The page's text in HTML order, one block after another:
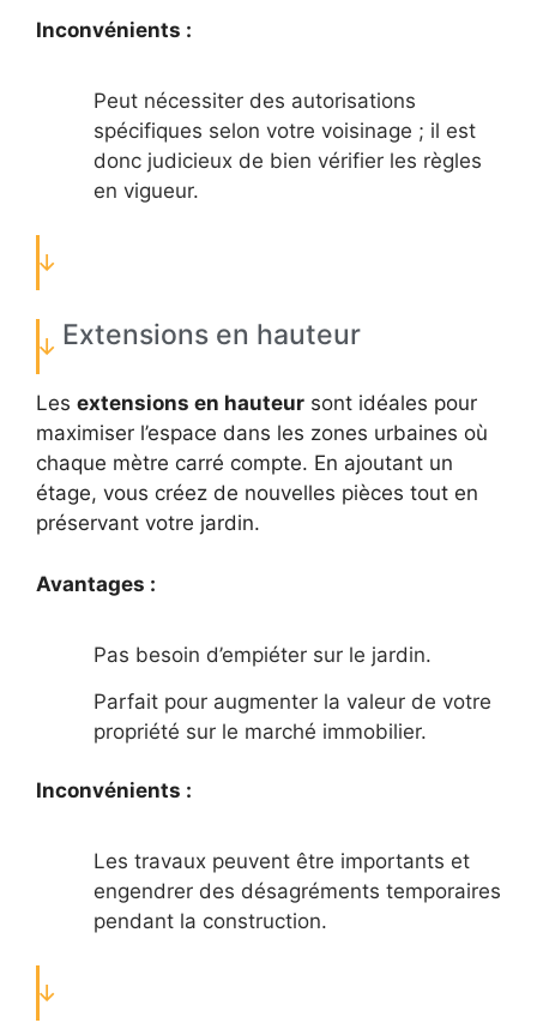
Inconvénients :
Peut nécessiter des autorisations
spécifiques selon votre voisinage ; il est
donc judicieux de bien vérifier les règles
en vigueur.
Extensions en hauteur
Les extensions en hauteur sont idéales pour
maximiser l’espace dans les zones urbaines où
chaque mètre carré compte. En ajoutant un
étage, vous créez de nouvelles pièces tout en
préservant votre jardin.
Avantages :
Pas besoin d’empiéter sur le jardin.
Parfait pour augmenter la valeur de votre
propriété sur le marché immobilier.
Inconvénients :
Les travaux peuvent être importants et
engendrer des désagréments temporaires
pendant la construction.